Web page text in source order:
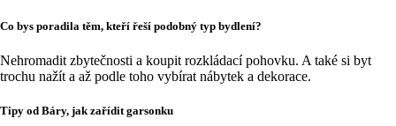
Co bys poradila těm, kteří řeší podobný typ bydlení?
Nehromadit zbytečnosti a koupit rozkládací pohovku. A také si byt
trochu nažít a až podle toho vybírat nábytek a dekorace.
Tipy od Báry, jak zařídit garsonku